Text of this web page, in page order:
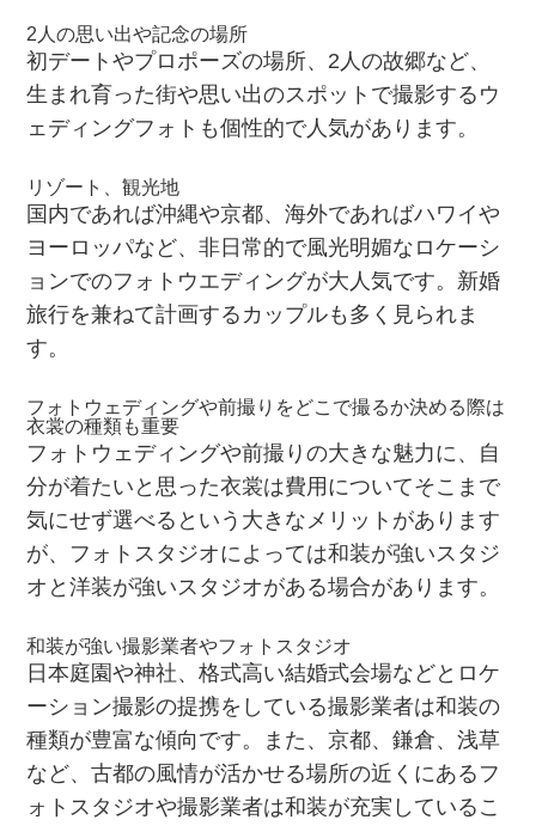
2人の思い出や記念の場所
初デートやプロポーズの場所、2人の故郷など、
生まれ育った街や思い出のスポットで撮影するウ
ェディングフォトも個性的で人気があります。
リゾート、観光地
国内であれば沖縄や京都、海外であればハワイや
ヨーロッパなど、非日常的で風光明媚なロケーシ
ョンでのフォトウエディングが大人気です。新婚
旅行を兼ねて計画するカップルも多く見られま
す。
フォトウェディングや前撮りをどこで撮るか決める際は
衣裳の種類も重要
フォトウェディングや前撮りの大きな魅力に、自
分が着たいと思った衣裳は費用についてそこまで
気にせず選べるという大きなメリットがあります
が、フォトスタジオによっては和装が強いスタジ
オと洋装が強いスタジオがある場合があります。
和装が強い撮影業者やフォトスタジオ
日本庭園や神社、格式高い結婚式会場などとロケ
ーション撮影の提携をしている撮影業者は和装の
種類が豊富な傾向です。また、京都、鎌倉、浅草
など、古都の風情が活かせる場所の近くにあるフ
ォトスタジオや撮影業者は和装が充実しているこ